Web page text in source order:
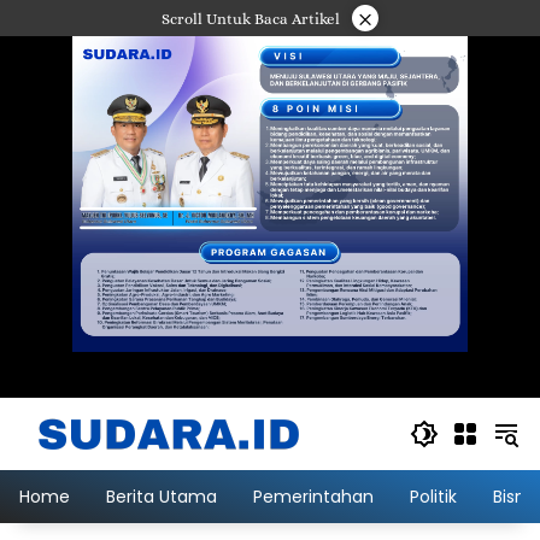
ke
Scroll Untuk Baca Artikel ×
Home Berita Utama Pemerintahan Politik